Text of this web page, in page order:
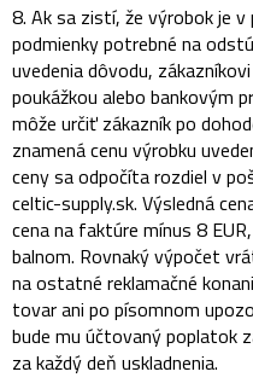
8. Ak sa zistí, že výrobok je
podmienky potrebné na
uvedenia dôvodu,
poukážkou alebo bankovým
môže určiť zákazník po
znamená cenu výrobku
ceny sa odpočíta rozdiel v
celtic-supply.sk. Výsledná
cena na faktúre mínus 8
balnom. Rovnaký výpočet
na ostatné reklamačné
tovar ani po písomnom
bude mu účtovaný poplatok
za každý deň uskladnenia.